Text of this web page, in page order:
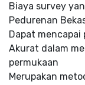
Biaya survey
Pedurenan
Dapat
Akurat dalam
permukaan
Merupakan